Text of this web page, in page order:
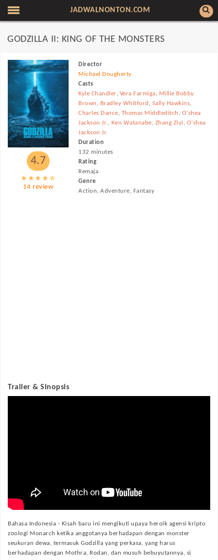
JADWALNONTON.COM
GODZILLA II: KING OF THE MONSTERS
4.7
14 review
Director
Michael Dougherty
Casts
Kyle Chandler, Vera Farmiga, Millie Bobby
Brown , Bradley Whitford , Sally Hawkins,
Charles Dance, Thomas Middleditch , O'shea
Jackson Jr., Ken Watanabe, Zhang Ziyi, O'shea
Jackson Jr.
Duration
132 minutes
Rating
Remaja
Genre
Action, Adventure, Fantasy
Trailer & Sinopsis
Bahasa Indonesia - Kisah baru ini mengikuti upaya heroik agensi kripto
zoologi Monarch ketika anggotanya berhadapan dengan monster
seukuran dewa, termasuk Godzilla yang perkasa, yang harus
berhadapan dengan Mothra, Rodan, dan musuh bebuyutannya, si